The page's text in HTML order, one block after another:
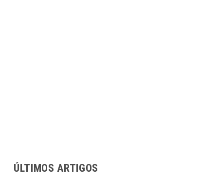
ÚLTIMOS ARTIGOS